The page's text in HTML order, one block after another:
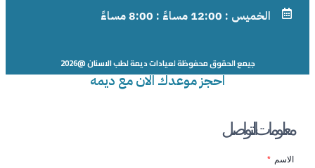
الخميس : 12:00 مساءً : 8:00 مساءً
جيمع الحقوق محفوظة لعيادات ديمة لطب الاسنان @2026
احجز موعدك الان مع ديمه
معلومات التواصل
الاسم